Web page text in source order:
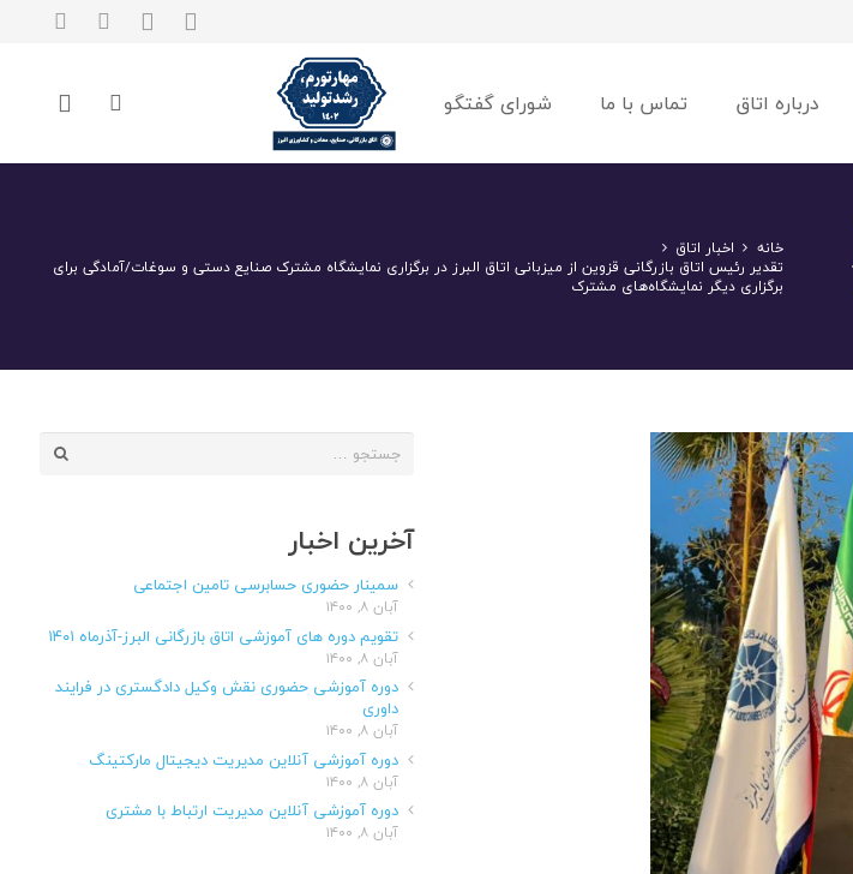
درباره اتاق تماس با ما شورای گفتگو
خانه
اخبار اتاق
تقدیر رئیس اتاق بازرگانی قزوین از میزبانی اتاق البرز در برگزاری نمایشگاه مشترک صنایع دستی و سوغات/آمادگی برای
برگزاری دیگر نمایشگاه‌های مشترک
جستجو
آخرین اخبار
سمینار حضوری حسابرسی تامین اجتماعی
آبان ۸, ۱۴۰۰
تقویم دوره های آموزشی اتاق بازرگانی البرز-آذرماه ۱۴۰۱
آبان ۸, ۱۴۰۰
دوره آموزشی حضوری نقش وکیل دادگستری در فرایند
داوری
آبان ۸, ۱۴۰۰
دوره آموزشی آنلاین مدیریت دیجیتال مارکتینگ
آبان ۸, ۱۴۰۰
دوره آموزشی آنلاین مدیریت ارتباط با مشتری
آبان ۸, ۱۴۰۰